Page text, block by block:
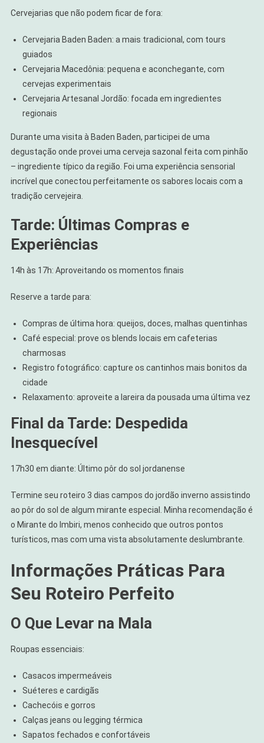
Cervejarias que não podem ficar de fora:
Cervejaria Baden Baden: a mais tradicional, com tours
guiados
Cervejaria Macedônia: pequena e aconchegante, com
cervejas experimentais
Cervejaria Artesanal Jordão: focada em ingredientes
regionais
Durante uma visita à Baden Baden, participei de uma
degustação onde provei uma cerveja sazonal feita com pinhão
– ingrediente típico da região. Foi uma experiência sensorial
incrível que conectou perfeitamente os sabores locais com a
tradição cervejeira.
Tarde: Últimas Compras e
Experiências
14h às 17h: Aproveitando os momentos finais
Reserve a tarde para:
Compras de última hora: queijos, doces, malhas quentinhas
Café especial: prove os blends locais em cafeterias
charmosas
Registro fotográfico: capture os cantinhos mais bonitos da
cidade
Relaxamento: aproveite a lareira da pousada uma última vez
Final da Tarde: Despedida
Inesquecível
17h30 em diante: Último pôr do sol jordanense
Termine seu roteiro 3 dias campos do jordão inverno assistindo
ao pôr do sol de algum mirante especial. Minha recomendação é
o Mirante do Imbiri, menos conhecido que outros pontos
turísticos, mas com uma vista absolutamente deslumbrante.
Informações Práticas Para
Seu Roteiro Perfeito
O Que Levar na Mala
Roupas essenciais:
Casacos impermeáveis
Suéteres e cardigãs
Cachecóis e gorros
Calças jeans ou legging térmica
Sapatos fechados e confortáveis